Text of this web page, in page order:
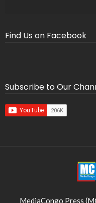
Find Us on Facebook
Subscribe to Our
MediaCongo Press